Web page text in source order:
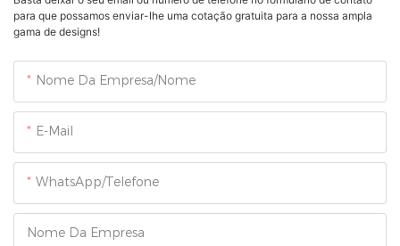
para que possamos enviar-lhe uma cotação gratuita para a nossa ampla
gama de designs!
Nome Da Empresa/Nome
E-Mail
WhatsApp/Telefone
Nome Da Empresa